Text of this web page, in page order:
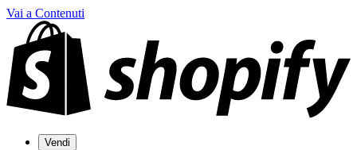
Vai a Contenuti
Vendi